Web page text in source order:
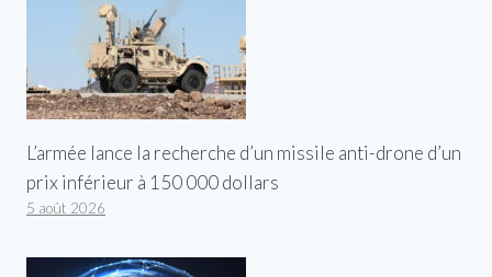
L’armée lance la recherche d’un missile anti-drone d’un
prix inférieur à 150 000 dollars
5 août 2026